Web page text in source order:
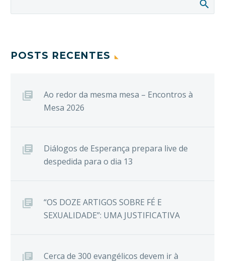
POSTS RECENTES
Ao redor da mesma mesa – Encontros à
Mesa 2026
Diálogos de Esperança prepara live de
despedida para o dia 13
“OS DOZE ARTIGOS SOBRE FÉ E
SEXUALIDADE”: UMA JUSTIFICATIVA
Cerca de 300 evangélicos devem ir à